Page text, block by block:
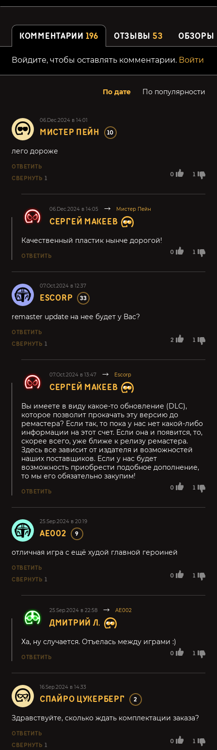
КОММЕНТАРИИ 196 ОТЗЫВЫ 53 ОБЗОРЫ
Войдите, чтобы оставлять комментарии. Войти
По дате По популярности
06.Dec.2024 в 14:01
МИСТЕР ПЕЙН 10
0 1
лего дороже
ОТВЕТИТЬ
СВЕРНУТЬ 1
06.Dec.2024 в 14:05 Мистер Пейн
СЕРГЕЙ МАКЕЕВ
0 1
Качественный пластик нынче дорогой!
ОТВЕТИТЬ
07.Oct.2024 в 12:37
ESCORP 33
2 1
remaster update на нее будет у Вас?
ОТВЕТИТЬ
СВЕРНУТЬ 1
07.Oct.2024 в 13:47 Escorp
СЕРГЕЙ МАКЕЕВ
0 1
Вы имеете в виду какое-то обновление (DLC),
которое позволит прокачать эту версию до
ремастера? Если так, то пока у нас нет какой-либо
информации на этот счет. Если она и появится, то,
скорее всего, уже ближе к релизу ремастера.
Здесь все зависит от издателя и возможностей
наших поставщиков. Если у нас будет
возможность приобрести подобное дополнение,
то мы его обязательно закупим!
ОТВЕТИТЬ
25.Sep.2024 в 20:19
AE002 9
0 1
отличная игра с ещё худой главной героиней
ОТВЕТИТЬ
СВЕРНУТЬ 1
25.Sep.2024 в 22:58 AE002
ДМИТРИЙ Л.
0 1
Ха, ну случается. Отъелась между играми :)
ОТВЕТИТЬ
16.Sep.2024 в 14:33
СПАЙРО ЦУКЕРБЕРГ 2
0 1
Здравствуйте, сколько ждать комплектации заказа?
ОТВЕТИТЬ
СВЕРНУТЬ 1